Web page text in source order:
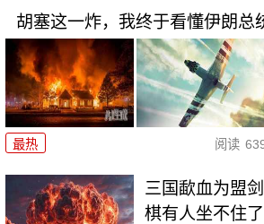
胡塞这一炸，我终于看懂伊朗总
最热 阅读
三国歃血为盟
棋有人坐不住了